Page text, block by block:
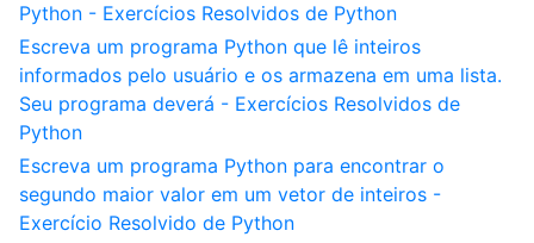
Python - Exercícios Resolvidos de Python
Escreva um programa Python que lê inteiros
informados pelo usuário e os armazena em uma lista.
Seu programa deverá - Exercícios Resolvidos de
Python
Escreva um programa Python para encontrar o
segundo maior valor em um vetor de inteiros -
Exercício Resolvido de Python